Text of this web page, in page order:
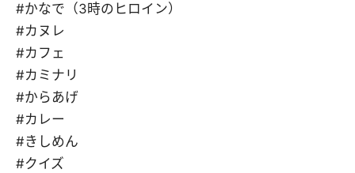
#かなで（3時のヒロイン）
#カヌレ
#カフェ
#カミナリ
#からあげ
#カレー
#きしめん
#クイズ